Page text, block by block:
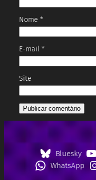
Nome *
E-mail *
Site
Bluesky
WhatsApp